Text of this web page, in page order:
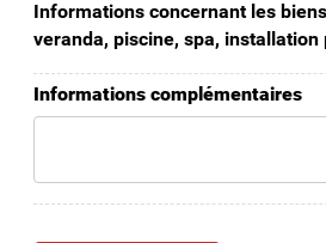
Informations concernant les
veranda, piscine, spa,
Informations complémentaires